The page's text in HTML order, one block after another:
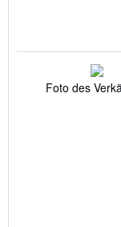
Foto des